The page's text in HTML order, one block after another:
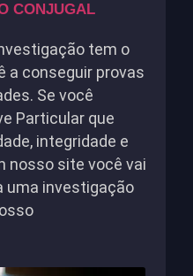
CONJUGAL
tem o
a conseguir provas
Se você
Particular que
integridade e
nosso site você vai
uma investigação